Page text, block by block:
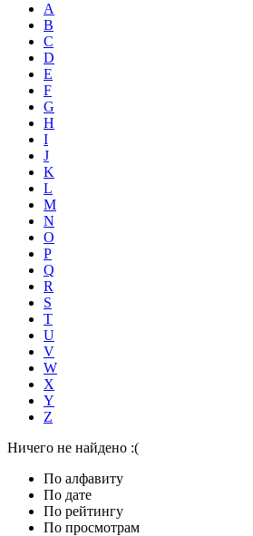
A
B
C
D
E
F
G
H
I
J
K
L
M
N
O
P
Q
R
S
T
U
V
W
X
Y
Z
Ничего не найдено :(
По алфавиту
По дате
По рейтингу
По просмотрам